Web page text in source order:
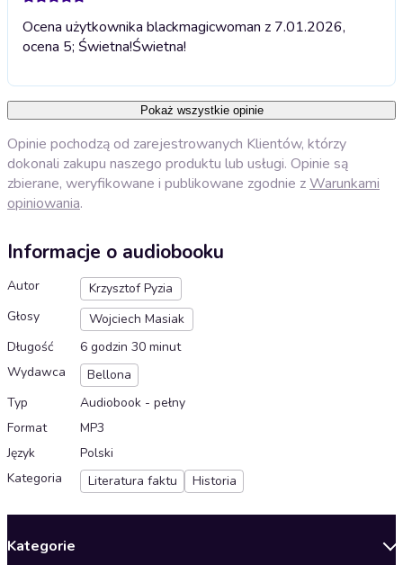
Ocena użytkownika blackmagicwoman z 7.01.2026,
ocena 5; Świetna!Świetna!
Pokaż wszystkie opinie
Opinie pochodzą od zarejestrowanych Klientów, którzy
dokonali zakupu naszego produktu lub usługi. Opinie są
zbierane, weryfikowane i publikowane zgodnie zWarunkami
opiniowania.
Informacje o audiobooku
Autor
Krzysztof Pyzia
Głosy
Wojciech Masiak
Długość
6 godzin 30 minut
Wydawca
Bellona
Typ
Audiobook - pełny
Format
MP3
Język
Polski
Kategoria
Literatura faktu Historia
Kategorie